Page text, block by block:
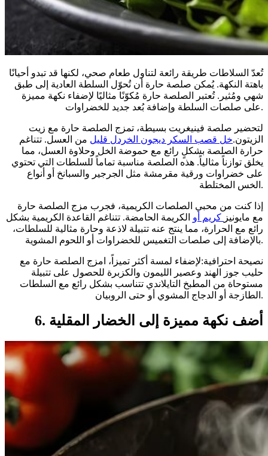
تُعدّ السلاطات طريقة رائعة لتناول طعام صحي، لكنها قد تبدو أحيانًا
باهتة النكهة. يُمكن صلصة حارة أن تُحوّل السلطة العادية إلى طبق
شهي ومُثير. تُعتبر الصلصة حارة مُكوّنًا مثاليًا لإضفاء نكهة مميزة
على صلصات السلطة وإضافة بُعد جديد للخضراوات.
لتحضير صلصة فينيغريت بسيطة، تمزج الصلصة حارة مع زيت
الزيتون.خل قصب السكر ديجون الخردل قليل من العسل. تتناغم
حرارة الصلصة بشكلٍ رائع مع حموضة الخل وحلاوة العسل، مما
يخلق توازناً مثالياً. هذه الصلصة مناسبة تماماً للسلطات التي تحتوي
على خضراوات ورقية مقرمشة مثل الجرجير والسبانخ أو أنواع
الخس المختلطة.
إذا كنت من محبي الصلصات الكريمية، فجرب مزج الصلصة حارة
مع مايونيز كريم أو الكريمة الحامضة. تتناغم القاعدة الكريمية بشكل
رائع مع الحرارة، مما ينتج عنه تتبيلة لاذعة وحارة مثالية للسلطات،
بالإضافة إلى صلصات التغميس للخضراوات أو اللحوم المشوية.
نصيحة احترافية:لإضفاء لمسة أكثر تميزاً، امزج الصلصة حارة مع
حليب جوز الهند وعصير الليمون والكزبرة للحصول على تتبيلة
مستوحاة من المطبخ التايلاندي تتناسب بشكل رائع مع السلطات
الطازجة أو الدجاج المشوي أو حتى الروبيان.
6. أضف نكهة مميزة إلى الخضار المقلية